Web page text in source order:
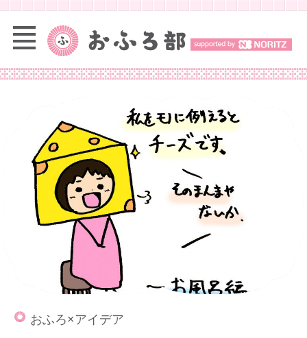
おふろ×アイデア